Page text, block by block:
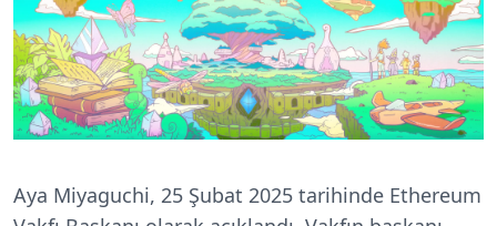
Aya Miyaguchi, 25 Şubat 2025 tarihinde Ethereum